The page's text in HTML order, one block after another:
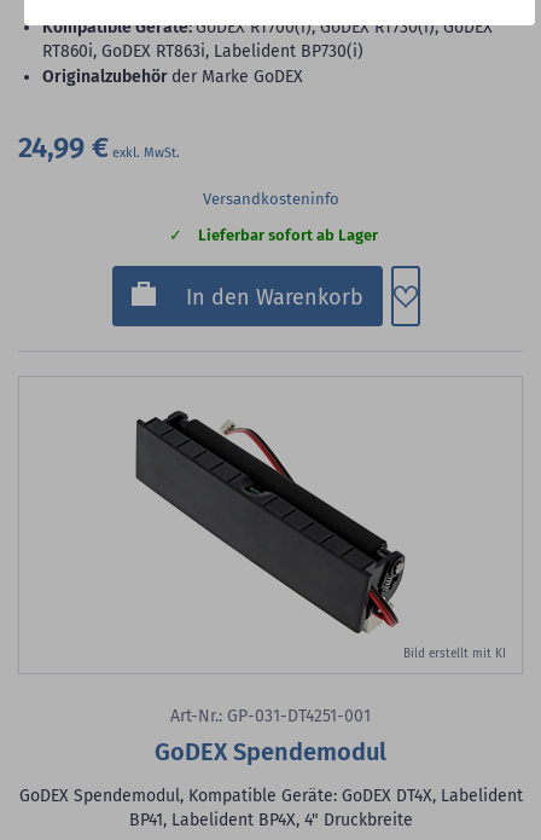
Kompatible Geräte:GoDEX RT700(i), GoDEX RT730(i), GoDEX
RT860i, GoDEX RT863i, Labelident BP730(i)
Originalzubehör der Marke GoDEX
24,99 €
Versandkosteninfo
Lieferbar sofort ab Lager
In den Warenkorb Zum
Bild erstellt mit KI
Art-Nr.: GP-031-DT4251-001
GoDEX Spendemodul
GoDEX Spendemodul, Kompatible Geräte: GoDEX DT4X, Labelident
BP41, Labelident BP4X, 4" Druckbreite